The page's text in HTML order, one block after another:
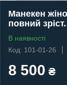
Манекен
повний
В наявності
Код: 101-01-26
8 500 ₴